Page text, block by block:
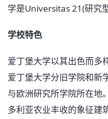
学是Universitas 21(研究
学校特色
爱丁堡大学以其出色而多
爱丁堡大学分旧学院和新
与欧洲研究所学院所在地
多利亚农业丰收的象征建